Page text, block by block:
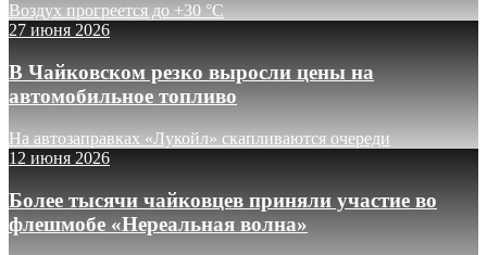
Воздух прогреется до +30 °C
27 июня 2026
В Чайковском резко выросли цены на
автомобильное топливо
На автозаправках «Лукойл» скапливаются очереди
12 июня 2026
Более тысячи чайковцев приняли участие во
флешмобе «Нереальная волна»